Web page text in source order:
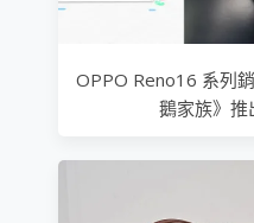
OPPO Reno16 系列
鵝家族》推